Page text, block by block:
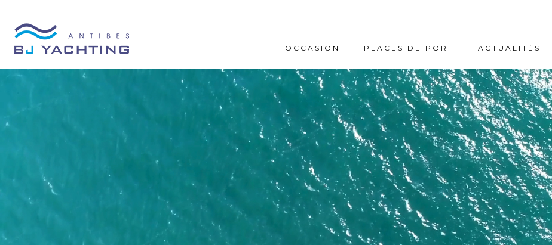
OCCASION PLACES DE PORT ACTUALITÉS